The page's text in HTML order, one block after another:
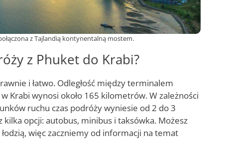
z Tajlandią kontynentalną mostem.
z Phuket do Krabi?
i łatwo. Odległość między terminalem
Krabi wynosi około 165 kilometrów. W zależności
ruchu czas podróży wyniesie od 2 do 3
kilka opcji: autobus, minibus i taksówka. Możesz
więc zaczniemy od informacji na temat